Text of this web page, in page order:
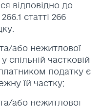
відповідно до
статті 266
або нежитлової
спільній частковій
податку є
їй частку;
або нежитлової